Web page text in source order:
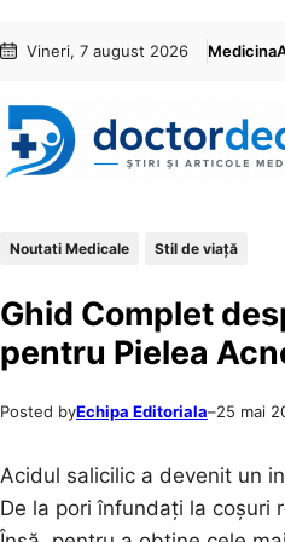
conținut
content
Vineri, 7 august 2026 Medicina
Noutati Medicale Stil de viaţă
Ghid Complet
pentru Pielea
Posted byEchipa Editoriala–25 mai
Acidul salicilic a devenit un
De la pori înfundați la coșuri